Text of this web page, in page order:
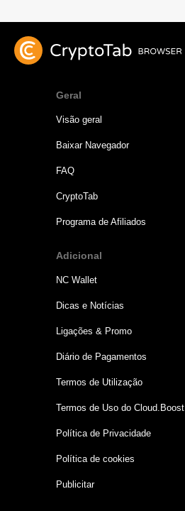
Geral
Visão geral
Baixar Navegador
FAQ
CryptoTab
Programa de Afiliados
Adicional
NC Wallet
Dicas e Notícias
Ligações & Promo
Diário de Pagamentos
Termos de Utilização
Termos de Uso do Cloud.Boost
Política de Privacidade
Política de cookies
Publicitar